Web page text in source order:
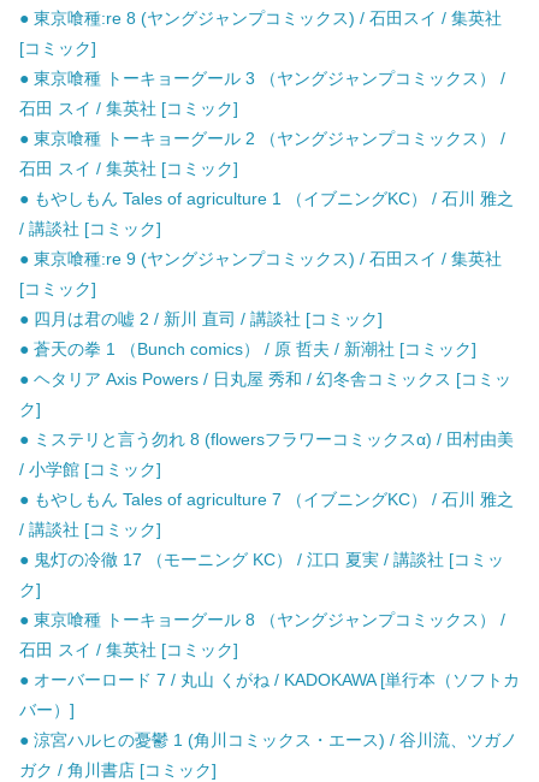
● 東京喰種:re 8 (ヤングジャンプコミックス) / 石田スイ / 集英社
[コミック]
● 東京喰種 トーキョーグール 3 （ヤングジャンプコミックス） /
石田 スイ / 集英社 [コミック]
● 東京喰種 トーキョーグール 2 （ヤングジャンプコミックス） /
石田 スイ / 集英社 [コミック]
● もやしもん Tales of agriculture 1 （イブニングKC） / 石川 雅之
/ 講談社 [コミック]
● 東京喰種:re 9 (ヤングジャンプコミックス) / 石田スイ / 集英社
[コミック]
● 四月は君の嘘 2 / 新川 直司 / 講談社 [コミック]
● 蒼天の拳 1 （Bunch comics） / 原 哲夫 / 新潮社 [コミック]
● ヘタリア Axis Powers / 日丸屋 秀和 / 幻冬舎コミックス [コミッ
ク]
● ミステリと言う勿れ 8 (flowersフラワーコミックスα) / 田村由美
/ 小学館 [コミック]
● もやしもん Tales of agriculture 7 （イブニングKC） / 石川 雅之
/ 講談社 [コミック]
● 鬼灯の冷徹 17 （モーニング KC） / 江口 夏実 / 講談社 [コミッ
ク]
● 東京喰種 トーキョーグール 8 （ヤングジャンプコミックス） /
石田 スイ / 集英社 [コミック]
● オーバーロード 7 / 丸山 くがね / KADOKAWA [単行本（ソフトカ
バー）]
● 涼宮ハルヒの憂鬱 1 (角川コミックス・エース) / 谷川流、ツガノ
ガク / 角川書店 [コミック]